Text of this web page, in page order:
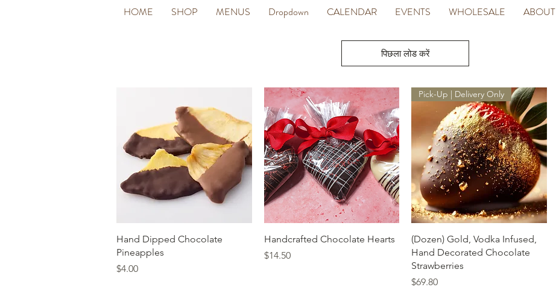
HOME SHOP MENUS Dropdown CALENDAR EVENTS WHOLESALE ABOUT
पिछला लोड करें
त्वरित दृश्य
Hand Dipped Chocolate
Pineapples
मूल्य
$4.00
त्वरित दृश्य
Handcrafted Chocolate Hearts
मूल्य
$14.50
त्वरित दृश्य
Pick-Up | Delivery Only
(Dozen) Gold, Vodka Infused,
Hand Decorated Chocolate
Strawberries
मूल्य
$69.80